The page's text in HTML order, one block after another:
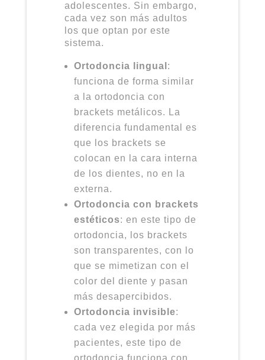
adolescentes. Sin embargo,
cada vez son más adultos
los que optan por este
sistema.
Ortodoncia lingual :
funciona de forma similar
a la ortodoncia con
brackets metálicos. La
diferencia fundamental es
que los brackets se
colocan en la cara interna
de los dientes, no en la
externa.
Ortodoncia con brackets
estéticos: en este tipo de
ortodoncia, los brackets
son transparentes, con lo
que se mimetizan con el
color del diente y pasan
más desapercibidos.
Ortodoncia invisible:
cada vez elegida por más
pacientes, este tipo de